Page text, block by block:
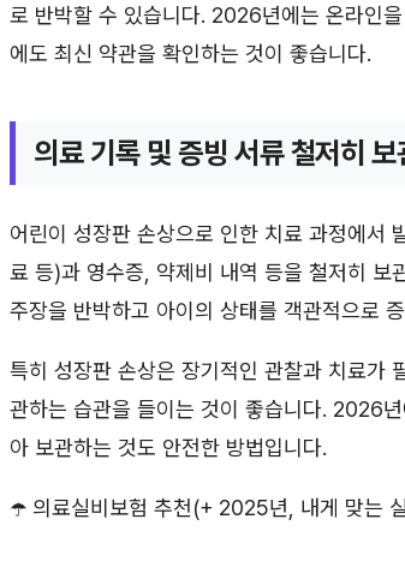
로 반박할 수 있습니다. 2026년에는 온라인
에도 최신 약관을 확인하는 것이 좋습니다.
의료 기록 및 증빙 서류 철저히 보
어린이 성장판 손상으로 인한 치료 과정에서
료 등)과 영수증, 약제비 내역 등을 철저히 보
주장을 반박하고 아이의 상태를 객관적으로
특히 성장판 손상은 장기적인 관찰과 치료가
관하는 습관을 들이는 것이 좋습니다. 2026
아 보관하는 것도 안전한 방법입니다.
☂️ 의료실비보험 추천(+ 2025년, 내게 맞는